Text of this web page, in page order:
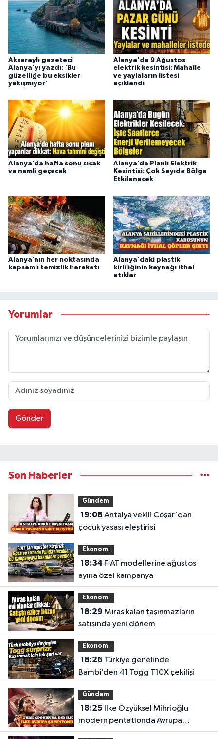
Aksaraylı gazeteci
Alanya'yı yazdı: 'Bu
güzelliğe bu eksikler
yakışmıyor'
Alanya'da 9 Ağustos
elektrik kesintisi: Mahalle
ve yaylaların listesi
açıklandı
Alanya’da hafta sonu sıcak
ve nemli geçecek
Alanya’da Planlı Elektrik
Kesintisi: Çok Sayıda Bölge
Etkilenecek
Alanya’nın her noktasında
kapsamlı temizlik harekatı
Alanya'daki plastik
kirliliğinin kaynağı ithal
atıklar
Yorumlar
Gönder
Son Haberler
Gündem
19:08
çocuk yasası eleştirisi
Ekonomi
18:34
ayına özel kampanya
Ekonomi
18:29
satışında yeni dönem
Ekonomi
18:26
Bambi’den 41 Togg T10X çekilişi
Gündem
18:25
modern pentatlonda Avrupa
şampiyonu